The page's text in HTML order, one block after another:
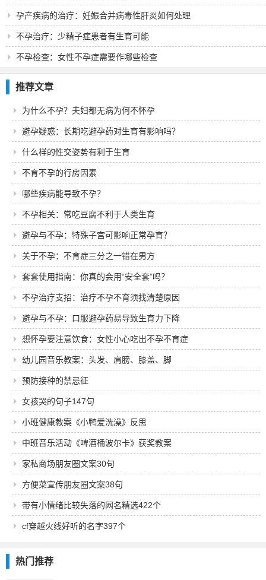
孕产疾病的治疗：妊娠合并病毒性肝炎如何处理
不孕治疗：少精子症患者有生育可能
不孕检查：女性不孕症需要作哪些检查
推荐文章
为什么不孕？夫妇都无病为何不怀孕
避孕疑惑：长期吃避孕药对生育有影响吗？
什么样的性交姿势有利于生育
不育不孕的行房因素
哪些疾病能导致不孕？
不孕相关：常吃豆腐不利于人类生育
避孕与不孕：特殊子宫可影响正常孕育？
关于不孕：不育症三分之一错在男方
套套使用指南：你真的会用“安全套”吗？
不孕治疗支招：治疗不孕不育须找清楚原因
避孕与不孕：口服避孕药易导致生育力下降
想怀孕要注意饮食：女性小心吃出不孕不育症
幼儿园音乐教案：头发、肩膀、膝盖、脚
预防接种的禁忌征
女孩哭的句子147句
小班健康教案《小鸭爱洗澡》反思
中班音乐活动《啤酒桶波尔卡》获奖教案
家私商场朋友圈文案30句
方便菜宣传朋友圈文案38句
带有小情绪比较失落的网名精选422个
cf穿越火线好听的名字397个
热门推荐